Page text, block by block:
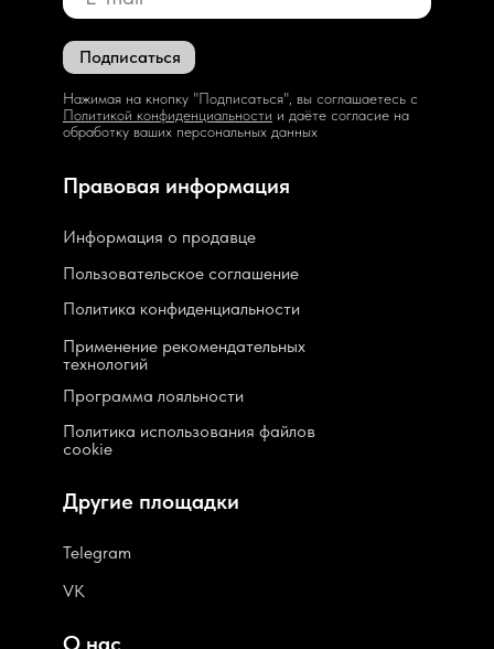
Подписаться
Нажимая на кнопку "Подписаться", вы соглашаетесь с
Политикой конфиденциальности и даёте согласие на
обработку ваших персональных данных
Пользовательское соглашение
Политика конфиденциальности
Программа лояльности
Политика использования файлов
cookie
Применение рекомендательных
технологий
Информация о продавце
Telegram
VK
Правовая информация
О нас
Другие площадки